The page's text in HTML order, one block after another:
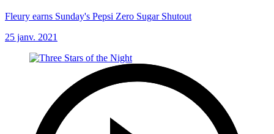
Fleury earns Sunday's Pepsi Zero Sugar Shutout
25 janv. 2021